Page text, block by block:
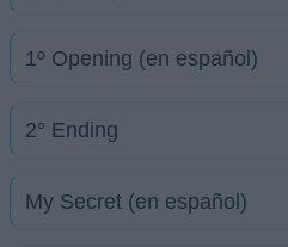
1º Opening (en español)
2° Ending
My Secret (en español)